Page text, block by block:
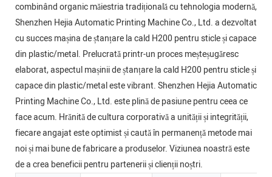
combinând organic măiestria tradițională cu tehnologia modernă,
Shenzhen Hejia Automatic Printing Machine Co., Ltd. a dezvoltat
cu succes mașina de ștanțare la cald H200 pentru sticle și capace
din plastic/metal. Prelucrată printr-un proces meșteșugăresc
elaborat, aspectul mașinii de ștanțare la cald H200 pentru sticle și
capace din plastic/metal este vibrant. Shenzhen Hejia Automatic
Printing Machine Co., Ltd. este plină de pasiune pentru ceea ce
face acum. Hrănită de cultura corporativă a unității și integrității,
fiecare angajat este optimist și caută în permanență metode mai
noi și mai bune de fabricare a produselor. Viziunea noastră este
de a crea beneficii pentru partenerii și clienții noștri.